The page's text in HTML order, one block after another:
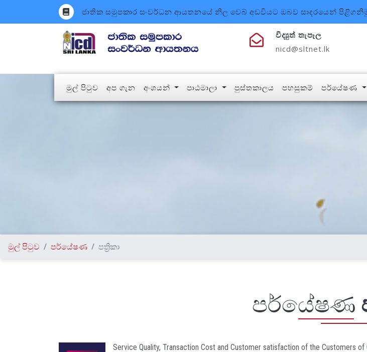
ජාතික සමුපකාර සංවර්ධන ආයතනයේ නිල වෙබ් අඩවියට ඔබව සාදරයෙන්
විද්‍යුත් තැපෑල
nicd@sltnet.lk
මුල් පිටුව(current)
අප ගැන අංශයන් පාඨමාලා පුස්තකාලය පහසුකම් පර්යේෂණ
මුල් පිටුව පර්යේෂණ පත්‍රිකා
පර්යේෂණ
Service Quality, Transaction Cost and Customer satisfaction of the Customers of